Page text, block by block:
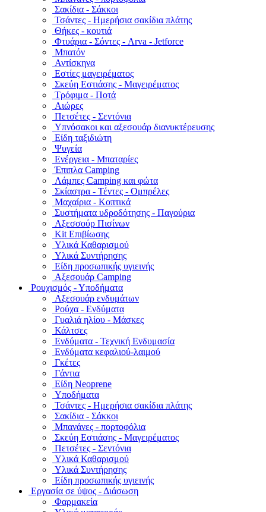
Σακίδια - Σάκκοι
Τσάντες - Ημερήσια σακίδια πλάτης
Θήκες - κουτιά
Φτυάρια - Σόντες - Arva - Jetforce
Μπατόν
Αντίσκηνα
Εστίες μαγειρέματος
Σκεύη Εστιάσης - Μαγειρέματος
Τρόφιμα - Ποτά
Αιώρες
Πετσέτες - Σεντόνια
Υπνόσακοι και αξεσουάρ διανυκτέρευσης
Είδη ταξιδιώτη
Ψυγεία
Ενέργεια - Μπαταρίες
Έπιπλα Camping
Λάμπες Camping και φώτα
Σκίαστρα - Τέντες - Ομπρέλες
Μαχαίρια - Κοπτικά
Συστήματα υδροδότησης - Παγούρια
Αξεσσούρ Πισίνων
Kit Επιβίωσης
Υλικά Καθαρισμού
Υλικά Συντήρησης
Είδη προσωπικής υγιεινής
Αξεσουάρ Camping
Ρουχισμός - Υποδήματα
Αξεσουάρ ενδυμάτων
Ρούχα - Ενδύματα
Γυαλιά ηλίου - Μάσκες
Κάλτσες
Ενδύματα - Τεχνική Ενδυμασία
Ενδύματα κεφαλιού-λαιμού
Γκέτες
Γάντια
Είδη Neoprene
Υποδήματα
Τσάντες - Ημερήσια σακίδια πλάτης
Σακίδια - Σάκκοι
Μπανάνες - πορτοφόλια
Σκεύη Εστιάσης - Μαγειρέματος
Πετσέτες - Σεντόνια
Υλικά Καθαρισμού
Υλικά Συντήρησης
Είδη προσωπικής υγιεινής
Εργασία σε ύψος - Διάσωση
Φαρμακεία